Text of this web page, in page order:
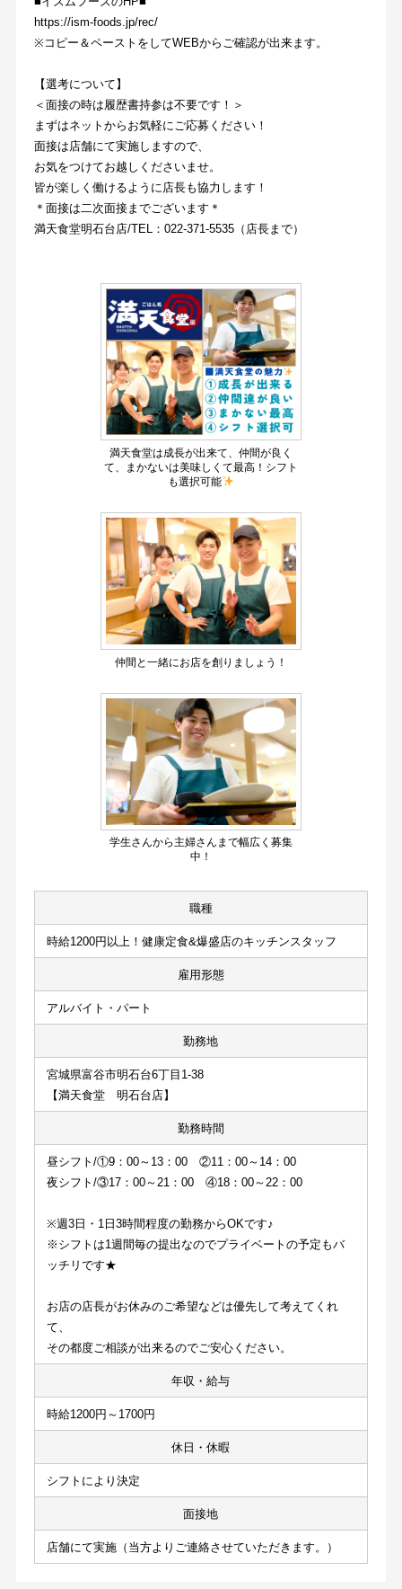
https://ism-foods.jp/rec/
※コピー＆ペーストをしてWEBからご確認が出来ます。
【選考について】
＜面接の時は履歴書持参は不要です！＞
まずはネットからお気軽にご応募ください！
面接は店舗にて実施しますので、
お気をつけてお越しくださいませ。
皆が楽しく働けるように店長も協力します！
＊面接は二次面接までございます＊
満天食堂明石台店/TEL：022-371-5535（店長まで）
満天食堂は成長が出来て、仲間が良く
て、まかないは美味しくて最高！シフト
も選択可能
仲間と一緒にお店を創りましょう！
学生さんから主婦さんまで幅広く募集
中！
職種
時給1200円以上！健康定食&爆盛店のキッチンスタッフ
雇用形態
アルバイト・パート
勤務地
宮城県富谷市明石台6丁目1-38
【満天食堂　明石台店】
勤務時間
昼シフト/①9：00～13：00　②11：00～14：00
夜シフト/③17：00～21：00　④18：00～22：00
※週3日・1日3時間程度の勤務からOKです♪
※シフトは1週間毎の提出なのでプライベートの予定もバ
ッチリです★
お店の店長がお休みのご希望などは優先して考えてくれ
て、
その都度ご相談が出来るのでご安心ください。
年収・給与
時給1200円～1700円
休日・休暇
シフトにより決定
面接地
店舗にて実施（当方よりご連絡させていただきます。）